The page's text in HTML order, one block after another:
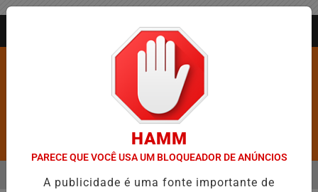
Pesquisar Notícia
EM JEQUIÉ E REFORÇA PROGRAMAÇÃO COM THALLES
MENU
HAMM
PARECE QUE VOCÊ USA UM BLOQUEADOR DE ANÚNCIOS
A publicidade é uma fonte importante de